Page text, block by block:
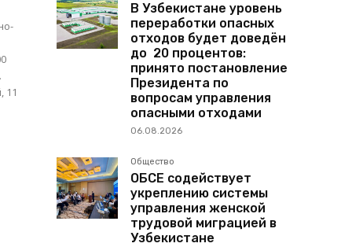
11
В Узбекистане уровень
переработки опасных
отходов будет доведён
до 20 процентов:
принято постановление
Президента по
вопросам управления
опасными отходами
06.08.2026
Общество
ОБСЕ содействует
укреплению системы
управления женской
трудовой миграцией в
Узбекистане